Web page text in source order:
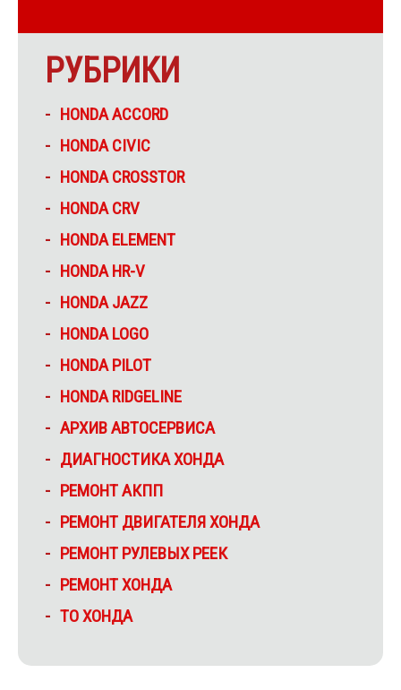
РУБРИКИ
HONDA ACCORD
HONDA CIVIC
HONDA CROSSTOR
HONDA CRV
HONDA ELEMENT
HONDA HR-V
HONDA JAZZ
HONDA LOGO
HONDA PILOT
HONDA RIDGELINE
АРХИВ АВТОСЕРВИСА
ДИАГНОСТИКА ХОНДА
РЕМОНТ АКПП
РЕМОНТ ДВИГАТЕЛЯ ХОНДА
РЕМОНТ РУЛЕВЫХ РЕЕК
РЕМОНТ ХОНДА
ТО ХОНДА